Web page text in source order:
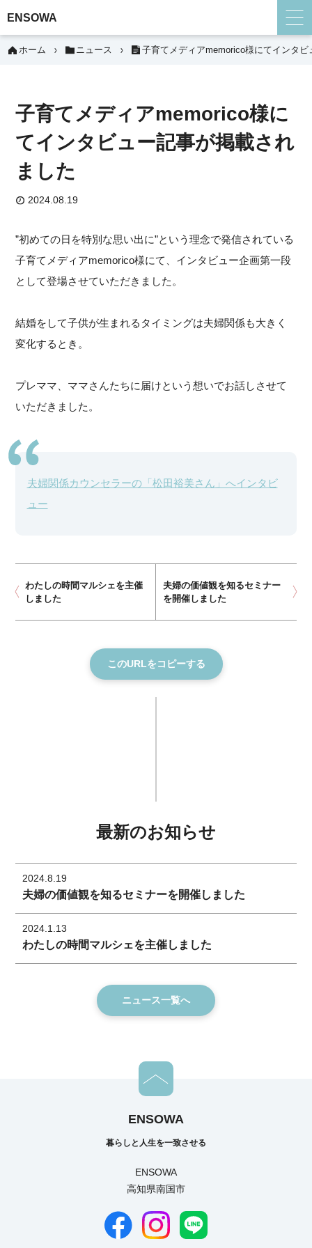
ENSOWA
ホーム ニュース 子育てメディアmemorico様にてインタ
子育てメディアmemorico様に
てインタビュー記事が掲載され
ました
2024.08.19
”初めての日を特別な思い出に”という理念で発信されている
子育てメディアmemorico様にて、インタビュー企画第一段
として登場させていただきました。
結婚をして子供が生まれるタイミングは夫婦関係も大きく
変化するとき。
プレママ、ママさんたちに届けという想いでお話しさせて
いただきました。
夫婦関係カウンセラーの「松田裕美さん」へインタビ
ュー
わたしの時間マルシェを主催
しました
夫婦の価値観を知るセミナー
を開催しました
このURLをコピーする
最新のお知らせ
2024.8.19
夫婦の価値観を知るセミナーを開催しました
2024.1.13
わたしの時間マルシェを主催しました
ニュース一覧へ
ENSOWA
暮らしと人生を一致させる
ENSOWA
高知県南国市